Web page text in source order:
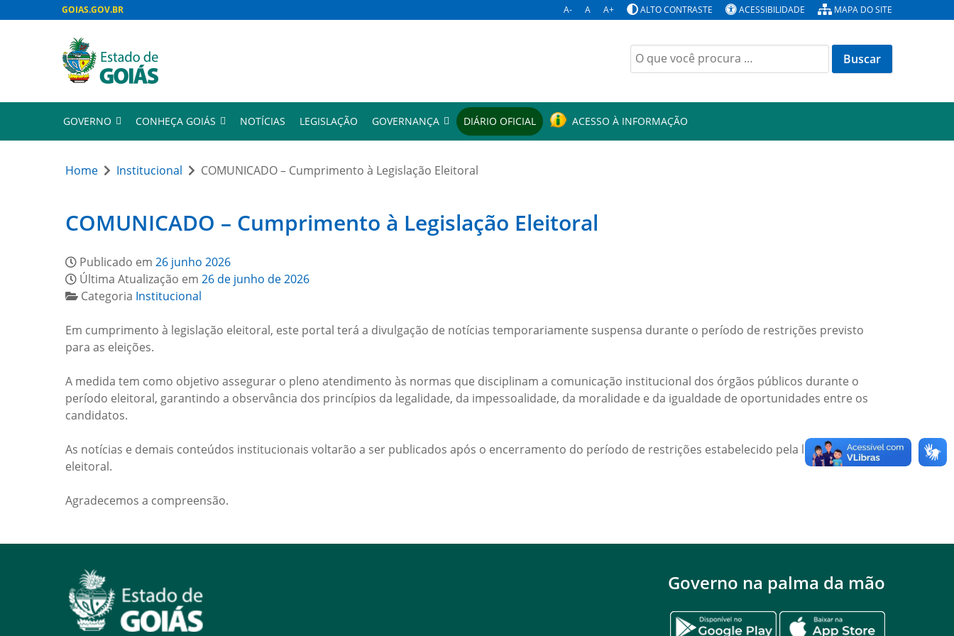
GOIAS.GOV.BR A- A A+ ALTO CONTRASTE ACESSIBILIDADE MAPA DO SITE
Buscar
por:
GOVERNO CONHEÇA GOIÁS NOTÍCIAS LEGISLAÇÃO GOVERNANÇA DIÁRIO OFICIAL ACESSO À INFORMAÇÃO
Home Institucional COMUNICADO – Cumprimento à Legislação Eleitoral
COMUNICADO – Cumprimento à Legislação Eleitoral
Publicado em 26 junho 2026
Última Atualização em 26 de junho de 2026
Categoria Institucional
Em cumprimento à legislação eleitoral, este portal terá a divulgação de notícias temporariamente suspensa durante o período de restrições previsto
para as eleições.
A medida tem como objetivo assegurar o pleno atendimento às normas que disciplinam a comunicação institucional dos órgãos públicos durante o
período eleitoral, garantindo a observância dos princípios da legalidade, da impessoalidade, da moralidade e da igualdade de oportunidades entre os
candidatos.
As notícias e demais conteúdos institucionais voltarão a ser publicados após o encerramento do período de restrições estabelecido pela legislação
eleitoral.
Agradecemos a compreensão.
Governo na palma da mão